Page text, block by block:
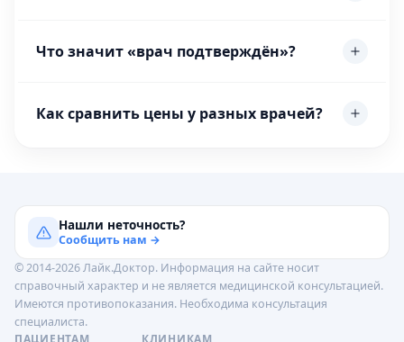
Что значит «врач подтверждён»?
Как сравнить цены у разных врачей?
Нашли неточность?
Сообщить нам →
© 2014-2026 Лайк.Доктор. Информация на сайте носит
справочный характер и не является медицинской консультацией.
Имеются противопоказания. Необходима консультация
специалиста.
ПАЦИЕНТАМ
КЛИНИКАМ